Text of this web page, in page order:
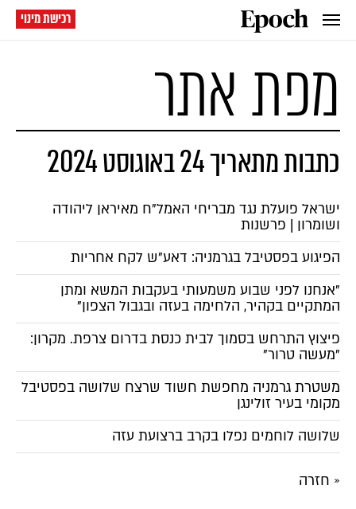
רכישת מינוי
מפת אתר
כתבות מתאריך 24 באוגוסט 2024
ישראל פועלת נגד מבריחי האמל"ח מאיראן ליהודה
ושומרון | פרשנות
הפיגוע בפסטיבל בגרמניה: דאע"ש לקח אחריות
"אנחנו לפני שבוע משמעותי בעקבות המשא ומתן
המתקיים בקהיר, הלחימה בעזה ובגבול הצפון"
פיצוץ התרחש בסמוך לבית כנסת בדרום צרפת. מקרון:
"מעשה טרור"
משטרת גרמניה מחפשת חשוד שרצח שלושה בפסטיבל
מקומי בעיר זולינגן
שלושה לוחמים נפלו בקרב ברצועת עזה
« חזרה